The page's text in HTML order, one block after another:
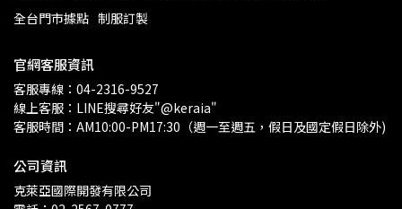
全台門市據點 制服訂製
官網客服資訊
客服專線：04-2316-9527
線上客服：LINE搜尋好友"@keraia"
客服時間：AM10:00-PM17:30（週一至週五，假日及國定假日除外)
公司資訊
克萊亞國際開發有限公司